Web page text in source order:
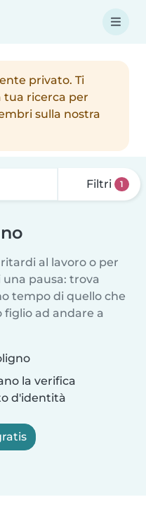
privato. Ti
tua ricerca per
sulla nostra
Filtri 1
al lavoro o per
pausa: trova
tempo di quello che
ad andare a
la verifica
d'identità